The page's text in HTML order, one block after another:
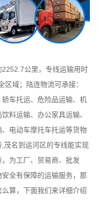
公里，专线运输用时
域；陆连物流可承接：
车托运、危险品运输、机
料运输、办公家具运输、
电动车摩托车托运等货物
茂名到运河区的专线能实现
为工厂、贸易商、批发
全有保障的运输服务，那
算，下面我们来详细介绍